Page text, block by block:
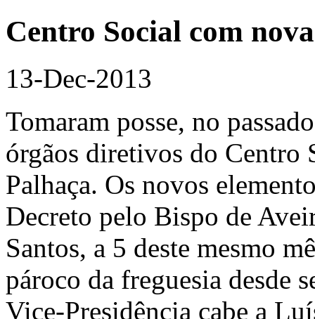
Centro Social com
13-Dec-2013
Tomaram posse, no
órgãos diretivos do Centro
Palhaça. Os novos
Decreto pelo Bispo de
Santos, a 5 deste mesmo
pároco da freguesia desde
Vice-Presidência cabe a